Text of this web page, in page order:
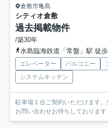
倉敷市亀島
シティオ倉敷
過去掲載物件
/築30年
水島臨海鉄道「常盤」駅 徒
エレベーター バルコニー
システムキッチン
駐車場１台ご契約いただけます。
お問い合わせお待ちしております